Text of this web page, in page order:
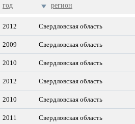
год регион
2012 Свердловская область
2009 Свердловская область
2010 Свердловская область
2012 Свердловская область
2010 Свердловская область
2011 Свердловская область